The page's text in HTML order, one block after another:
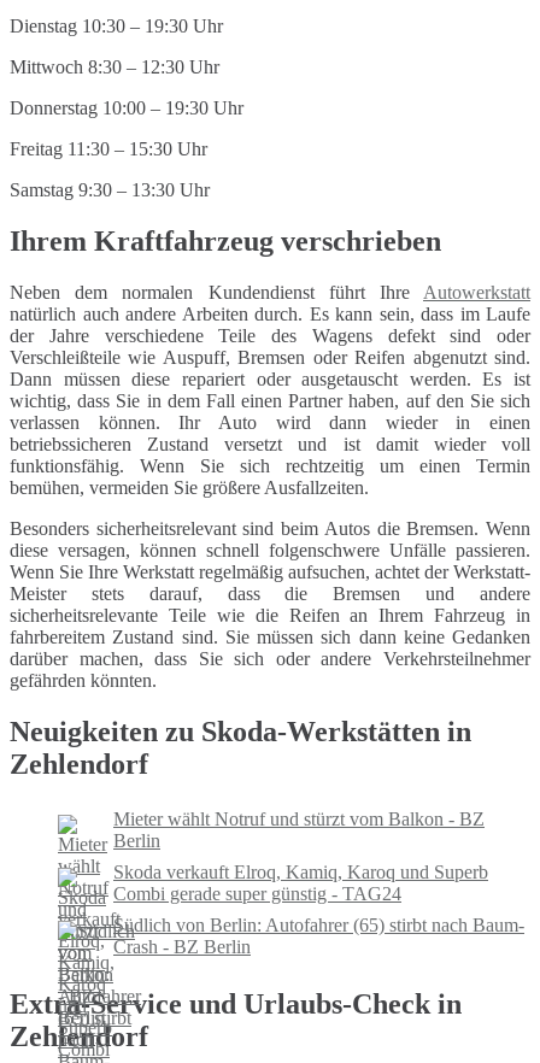
Dienstag 10:30 – 19:30 Uhr
Mittwoch 8:30 – 12:30 Uhr
Donnerstag 10:00 – 19:30 Uhr
Freitag 11:30 – 15:30 Uhr
Samstag 9:30 – 13:30 Uhr
Ihrem Kraftfahrzeug verschrieben
Neben dem normalen Kundendienst führt Ihre Autowerkstatt
natürlich auch andere Arbeiten durch. Es kann sein, dass im Laufe
der Jahre verschiedene Teile des Wagens defekt sind oder
Verschleißteile wie Auspuff, Bremsen oder Reifen abgenutzt sind.
Dann müssen diese repariert oder ausgetauscht werden. Es ist
wichtig, dass Sie in dem Fall einen Partner haben, auf den Sie sich
verlassen können. Ihr Auto wird dann wieder in einen
betriebssicheren Zustand versetzt und ist damit wieder voll
funktionsfähig. Wenn Sie sich rechtzeitig um einen Termin
bemühen, vermeiden Sie größere Ausfallzeiten.
Besonders sicherheitsrelevant sind beim Autos die Bremsen. Wenn
diese versagen, können schnell folgenschwere Unfälle passieren.
Wenn Sie Ihre Werkstatt regelmäßig aufsuchen, achtet der Werkstatt-
Meister stets darauf, dass die Bremsen und andere
sicherheitsrelevante Teile wie die Reifen an Ihrem Fahrzeug in
fahrbereitem Zustand sind. Sie müssen sich dann keine Gedanken
darüber machen, dass Sie sich oder andere Verkehrsteilnehmer
gefährden könnten.
Neuigkeiten zu Skoda-Werkstätten in
Zehlendorf
Mieter wählt Notruf und stürzt vom Balkon - BZ
Berlin
Skoda verkauft Elroq, Kamiq, Karoq und Superb
Combi gerade super günstig - TAG24
Südlich von Berlin: Autofahrer (65) stirbt nach Baum-
Crash - BZ Berlin
Extra-Service und Urlaubs-Check in
Zehlendorf